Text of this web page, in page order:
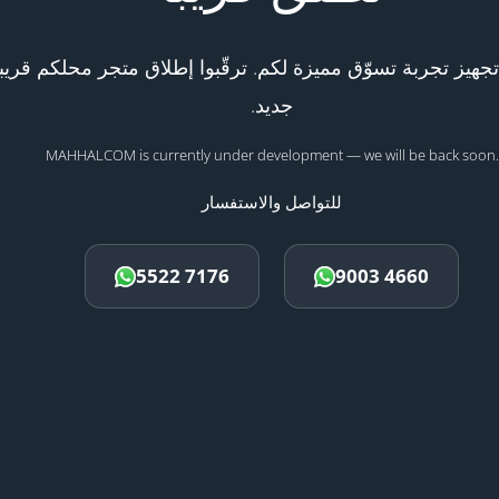
تجربة تسوّق مميزة لكم. ترقّبوا إطلاق متجر محلكم
جديد.
MAHHALCOM is currently under development — we will be back soon.
للتواصل والاستفسار
5522 7176 9003 4660